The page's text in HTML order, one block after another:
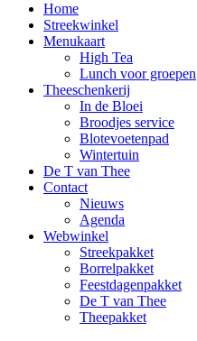
Home
Streekwinkel
Menukaart
High Tea
Lunch voor groepen
Theeschenkerij
In de Bloei
Broodjes service
Blotevoetenpad
Wintertuin
De T van Thee
Contact
Nieuws
Agenda
Webwinkel
Streekpakket
Borrelpakket
Feestdagenpakket
De T van Thee
Theepakket